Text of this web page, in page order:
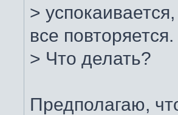
>
все повторяется.
> Что делать?
Предполагаю,